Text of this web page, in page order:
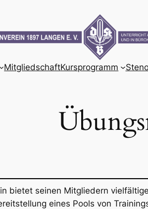
MitgliedschaftKursprogramm
bietet seinen Mitgliedern
eines Pools von